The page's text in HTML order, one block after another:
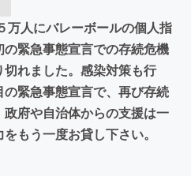
万人にバレーボールの個人指
緊急事態宣言での存続危機
れました。感染対策も行
緊急事態宣言で、再び存続
府や自治体からの支援は一
もう一度お貸し下さい。